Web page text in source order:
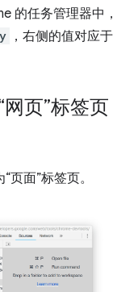
的任务管理器中，
，右侧的值对应于
页”标签页
页面”标签页。